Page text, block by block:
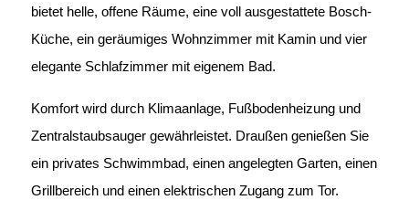
bietet helle, offene Räume, eine voll ausgestattete Bosch-
Küche, ein geräumiges Wohnzimmer mit Kamin und vier
elegante Schlafzimmer mit eigenem Bad.
Komfort wird durch Klimaanlage, Fußbodenheizung und
Zentralstaubsauger gewährleistet. Draußen genießen Sie
ein privates Schwimmbad, einen angelegten Garten, einen
Grillbereich und einen elektrischen Zugang zum Tor.